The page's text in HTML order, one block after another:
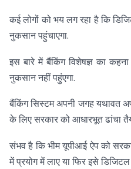
कई लोगों को भय लग रहा है कि
नुकसान पहुंचाएगा.
इस बारे में बैंकिंग विशेषज्ञ का
नुकसान नहीं पहुंएगा.
बैंकिंग सिस्टम अपनी जगह यथावत
के लिए सरकार को आधारभूत ढांचा
संभव है कि भीम यूपीआई ऐप को
में प्रयोग में लाए या फिर इसे